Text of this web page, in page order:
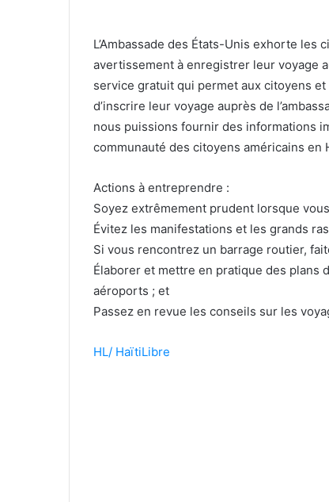
L’Ambassade des États-Unis exhorte
avertissement à enregistrer leur voyage
service gratuit qui permet aux citoyens
d’inscrire leur voyage auprès de
nous puissions fournir des informations
communauté des citoyens américains en
Actions à entreprendre :
Soyez extrêmement prudent lorsque
Évitez les manifestations et les grands
Si vous rencontrez un barrage routier,
Élaborer et mettre en pratique des plans
aéroports ; et
Passez en revue les conseils sur les
HL/ HaïtiLibre